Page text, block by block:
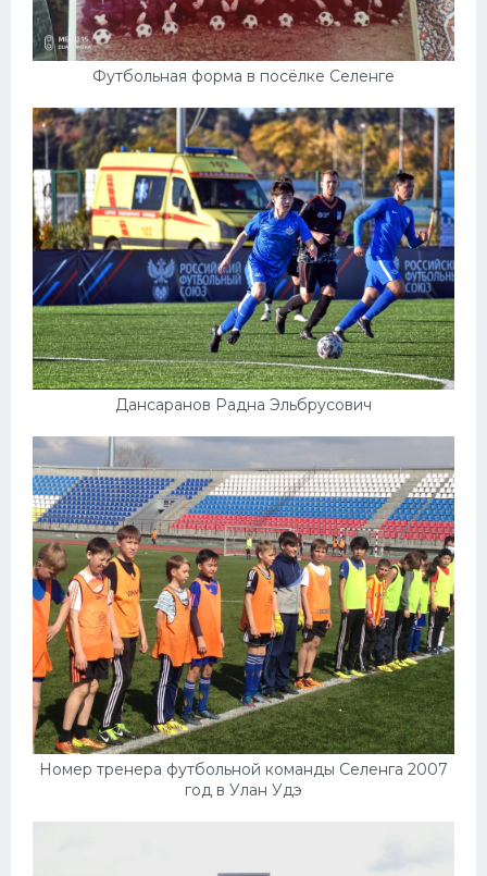
Футбольная форма в посёлке Селенге
Дансаранов Радна Эльбрусович
Номер тренера футбольной команды Селенга 2007
год в Улан Удэ